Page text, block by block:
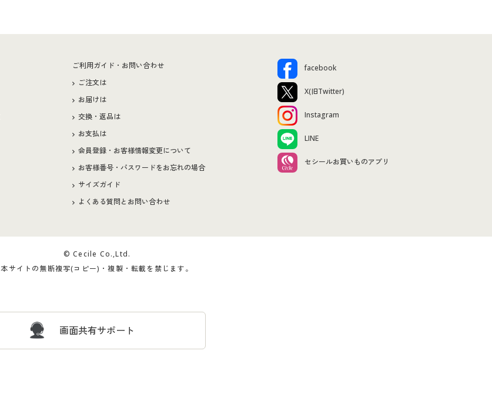
ご利用ガイド・お問い合わせ
ご注文は
お届けは
交換・返品は
お支払は
会員登録・お客様情報変更について
お客様番号・パスワードをお忘れの場合
サイズガイド
よくある質問とお問い合わせ
facebook
X(旧Twitter)
Instagram
LINE
セシールお買いものアプリ
© Cecile Co.,Ltd.
本サイトの無断複写(コピー)・複製・転載を禁じます。
画面共有サポート